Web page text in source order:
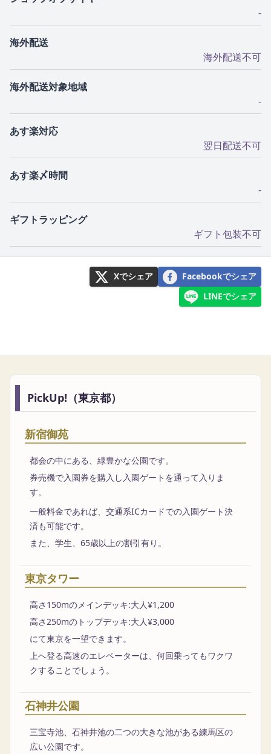
-
海外配送
海外配送不可
海外配送対象地域
-
あす楽対応
翌日配送不可
あす楽〆時間
-
ギフトラッピング
ギフト包装不可
Xでシェア
Facebookでシェア
LINEでシェア
PickUp!（東京都）
新宿御苑
都会の中にある、緑豊かな公園です。
券売機で入園券を購入し入園ゲートを通って入りま
す。
一般料金であれば、交通系ICカードでの入園ゲート決
済も可能です。
また、学生、65歳以上の割引有り。
東京タワー
高さ150mのメインデッキ:大人¥1,200
高さ250mのトップデッキ:大人¥3,000
にて東京を一望できます。
上へ登る高速のエレベーターは、何回乗ってもワクワ
クすることでしょう。
石神井公園
三宝寺池、石神井池の二つの大きな池がある練馬区の
広い公園です。